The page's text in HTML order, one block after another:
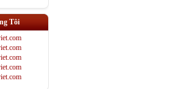
Tôi